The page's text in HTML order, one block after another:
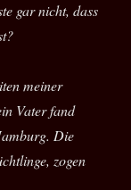
gar nicht, dass
meiner
Vater fand
Die
zogen